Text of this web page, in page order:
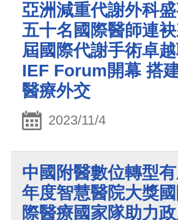
亞洲減重代謝外科
五十名國際醫師連
屆國際代謝手術卓
IEF Forum開幕 搭
醫療外交
2023/11/4
中國附醫數位轉型
年度智慧醫院大獎
際醫療國家隊助力